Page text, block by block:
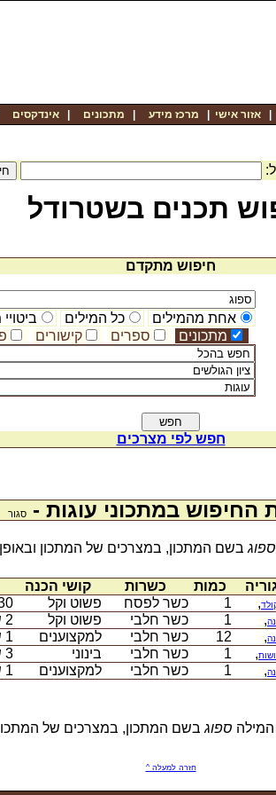
|אזור אישי מרכז מידע מתכונים |אינדקסים
תכנים בשטרודל
חיפוש מתקדם
אחת מהמילים
כל המילים
מתכונים ספרים קישורים
חפש לפי מצרכים
החיפוש במתכוני עוגות -סגור
ספוג בשם המתכון, במצרכים של המתכון
כמות כשרות קושי הכנה
,
1 כשר לפסח פשוט וקל 30
,
1 כשר חלבי פשוט וקל 2 שעות
,
12 כשר חלבי למקצוענים 1 שעות
,
1 כשר חלבי בינוני 3 שעות ו-10 דקות
,
1 כשר חלבי למקצוענים 1 שעות
ספוג בשם המתכון, במצרכים של
חזרה למעלה ^